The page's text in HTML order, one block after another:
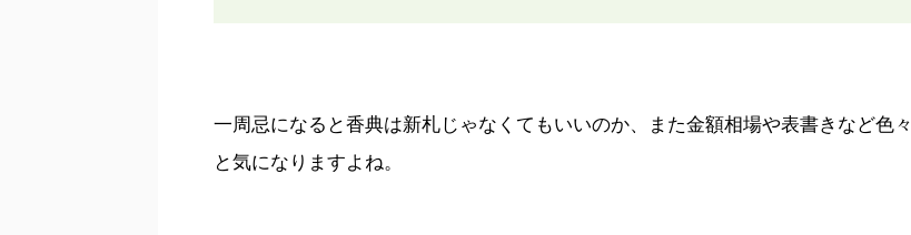
一周忌になると香典は新札じゃなくてもいいのか、また金額相場や表書きなど色々
と気になりますよね。